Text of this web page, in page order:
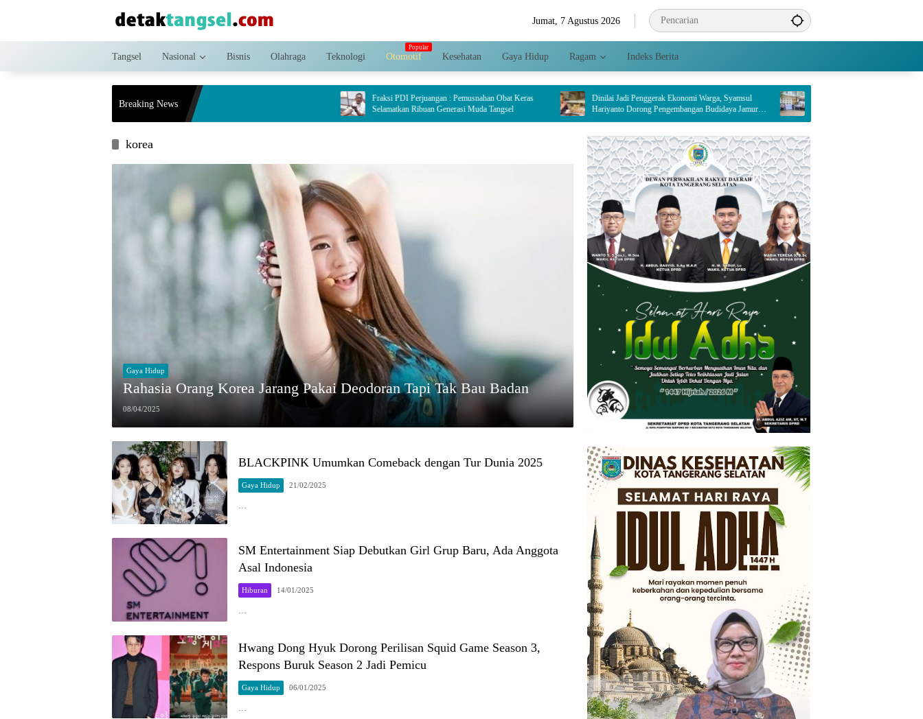
Jumat, 7 Agustus 2026
Tangsel Nasional Bisnis Olahraga Teknologi Otomotif Kesehatan Gaya Hidup Ragam Indeks Berita
Breaking News
Fraksi PDI Perjuangan : Pemusnahan Obat Keras
Selamatkan Ribuan Generasi Muda Tangsel
Dinilai Jadi Penggerak Ekonomi Warga, Syamsul
Hariyanto Dorong Pengembangan Budidaya Jamur
Crispy di Serpong
PT Indah Kiat Pulp & Paper Tbk. Tangerang Mill
Dampingi Enam Wilayah Binaan
korea
Gaya Hidup
Rahasia Orang Korea Jarang Pakai Deodoran Tapi Tak Bau Badan
08/04/2025
BLACKPINK Umumkan Comeback dengan Tur Dunia 2025
Gaya Hidup 21/02/2025
SM Entertainment Siap Debutkan Girl Grup Baru, Ada Anggota
Asal Indonesia
Hiburan 14/01/2025
…
Hwang Dong Hyuk Dorong Perilisan Squid Game Season 3,
Respons Buruk Season 2 Jadi Pemicu
Gaya Hidup 06/01/2025
…